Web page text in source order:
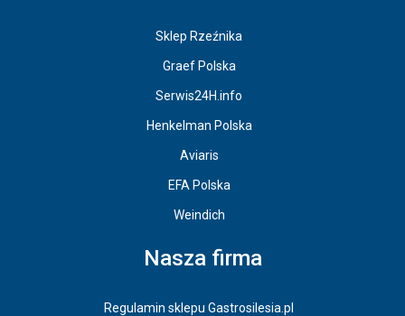
Sklep Rzeźnika
Graef Polska
Serwis24H.info
Henkelman Polska
Aviaris
EFA Polska
Weindich
Nasza firma
Regulamin sklepu Gastrosilesia.pl